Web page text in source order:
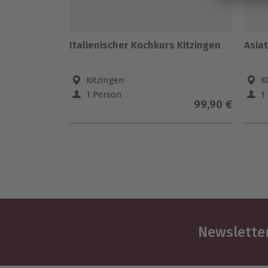
Italienischer Kochkurs Kitzingen
Kitzingen
1 Person
99,90 €
1